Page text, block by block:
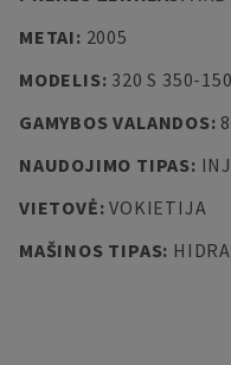
METAI: 2005
MODELIS: 320 S 350-150
GAMYBOS VALANDOS:
NAUDOJIMO TIPAS:
VIETOVĖ:VOKIETIJA
MAŠINOS TIPAS: